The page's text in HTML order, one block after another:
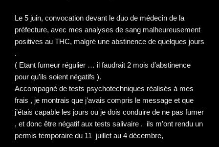
Le 5 juin, convocation devant le duo de médecin de la
préfecture, avec mes analyses de sang malheureusement
positives au THC, malgré une abstinence de quelques jours
.
( Etant fumeur régulier … il faudrait 2 mois d’abstinence
pour qu’ils soient négatifs ).
Accompagné de tests psychotechniques réalisés à mes
frais , je montrais que j’avais compris le message et que
j’étais capable les jours ou je dois conduire de ne pas fumer
, et donc être négatif aux tests salivaire . ils m’ont rendu un
permis temporaire du 11 juillet au 4 décembre,